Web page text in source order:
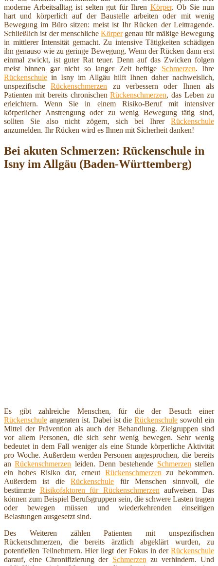
moderne Arbeitsalltag ist selten gut für Ihren Körper. Ob Sie nun
hart und körperlich auf der Baustelle arbeiten oder mit wenig
Bewegung im Büro sitzen: meist ist Ihr Rücken der Leittragende.
Schließlich ist der menschliche Körpergenau für mäßige Bewegung
in mittlerer Intensität gemacht. Zu intensive Tätigkeiten schädigen
ihn genauso wie zu geringe Bewegung. Wenn der Rücken dann erst
einmal zwickt, ist guter Rat teuer. Denn auf das Zwicken folgen
meist binnen gar nicht so langer Zeit heftige Schmerzen. Ihre
Rückenschule in Isny im Allgäu hilft Ihnen daher nachweislich,
unspezifischeRückenschmerzen zu verbessern oder Ihnen als
Patienten mit bereits chronischenRückenschmerzen, das Leben zu
erleichtern. Wenn Sie in einem Risiko-Beruf mit intensiver
körperlicher Anstrengung oder zu wenig Bewegung tätig sind,
sollten Sie also nicht zögern, sich bei Ihrer Rückenschule
anzumelden. Ihr Rücken wird es Ihnen mit Sicherheit danken!
Bei akuten Schmerzen: Rückenschule in
Isny im Allgäu (Baden-Württemberg)
Es gibt zahlreiche Menschen, für die der Besuch einer
Rückenschule angeraten ist. Dabei ist dieRückenschule sowohl ein
Mittel der Prävention als auch der Behandlung. Zielgruppen sind
vor allem Personen, die sich sehr wenig bewegen. Sehr wenig
bedeutet in dem Fall weniger als eine Stunde körperliche Aktivität
pro Woche. Außerdem werden Personen angesprochen, die bereits
anRückenschmerzen leiden. Denn bestehende Schmerzen stellen
ein hohes Risiko dar, erneut Rückenschmerzen zu bekommen.
Außerdem ist dieRückenschule für Menschen sinnvoll, die
bestimmte Risikofaktoren für Rückenschmerzen aufweisen. Das
können zum Beispiel Berufsgruppen sein, die schwere Lasten tragen
oder bewegen müssen und wiederkehrenden einseitigen
Belastungen ausgesetzt sind.
Des Weiteren zählen Patienten mit unspezifischen
Rückenschmerzen, die bereits ärztlich abgeklärt wurden, zu
potentiellen Teilnehmern. Hier liegt der Fokus in der Rückenschule
darauf, eine Chronifizierung der Schmerzen zu verhindern. Und